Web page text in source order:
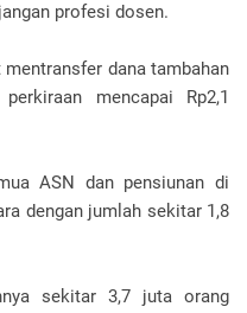
profesi dosen.
dana tambahan
mencapai Rp2,1
ASN dan pensiunan di
dengan jumlah sekitar 1,8
sekitar 3,7 juta orang